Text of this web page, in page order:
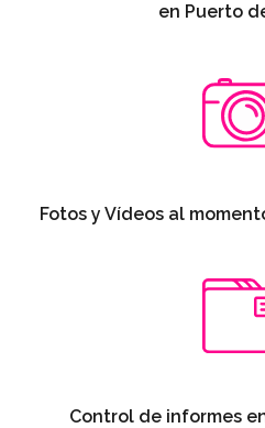
en Puerto
Fotos y Vídeos al
Control de informes